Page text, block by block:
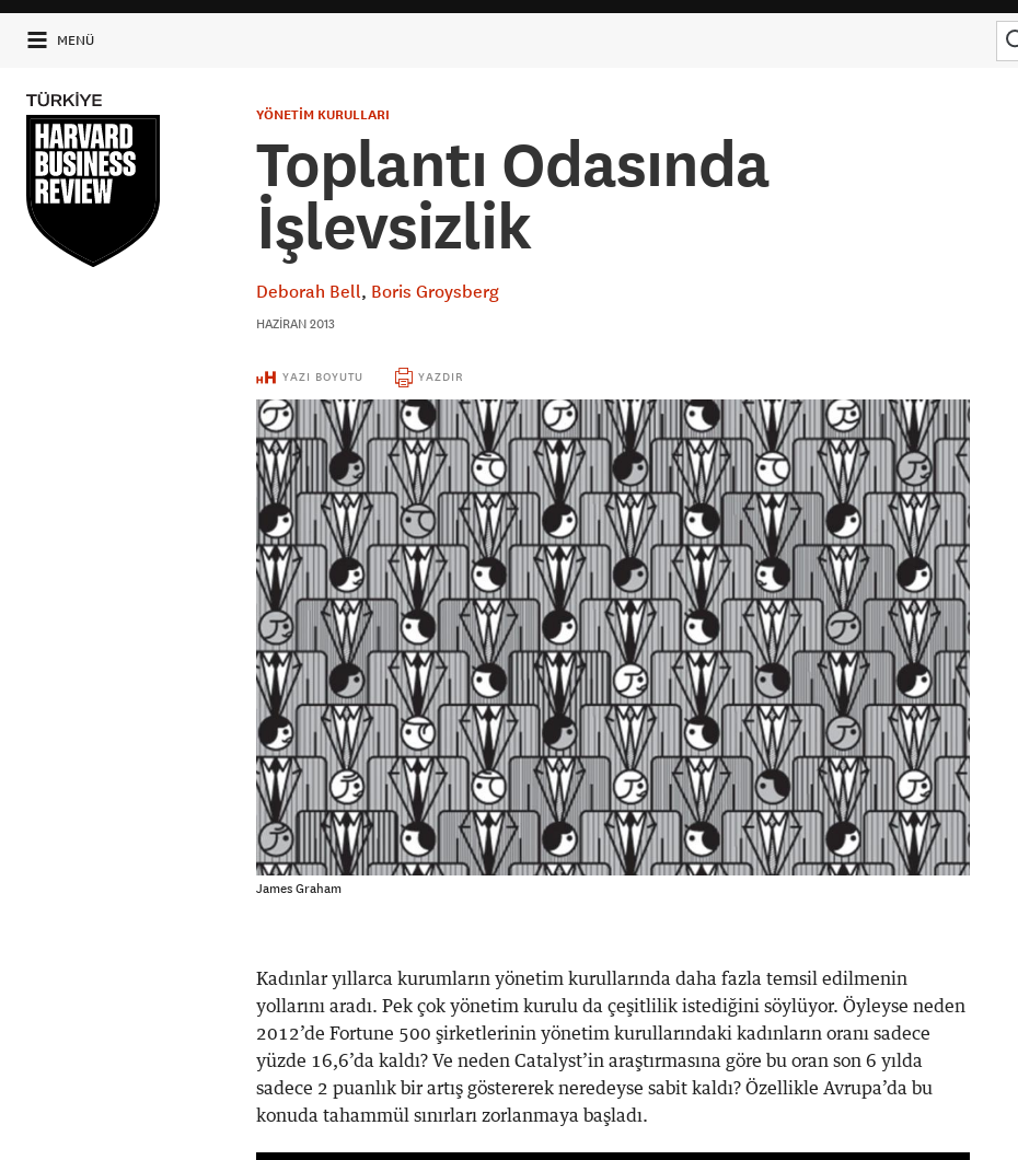
MENÜ
YÖNETİM KURULLARI
Toplantı Odasında
İşlevsizlik
Deborah Bell Boris Groysberg
HAZIRAN 2013
YAZI BOYUTU YAZDIR
James Graham
Kadınlar yıllarca kurumların yönetim kurullarında daha fazla temsil edilmenin
yollarını aradı. Pek çok yönetim kurulu da çeşitlilik istediğini söylüyor. Öyleyse neden
2012’de Fortune 500 şirketlerinin yönetim kurullarındaki kadınların oranı sadece
yüzde 16,6’da kaldı? Ve neden Catalyst’in araştırmasına göre bu oran son 6 yılda
sadece 2 puanlık bir artış göstererek neredeyse sabit kaldı? Özellikle Avrupa’da bu
konuda tahammül sınırları zorlanmaya başladı.